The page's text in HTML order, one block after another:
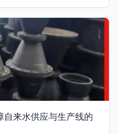
来水供应与生产线的